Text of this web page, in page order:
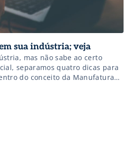
sua indústria; veja
mas não sabe ao certo
separamos quatro dicas para
do conceito da Manufatura